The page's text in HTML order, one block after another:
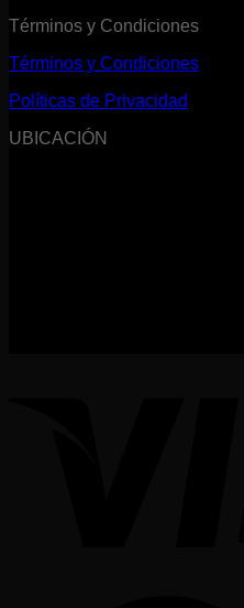
Términos y Condiciones
Términos y Condiciones
Políticas de Privacidad
UBICACIÓN